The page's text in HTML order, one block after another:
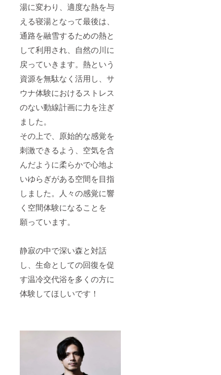
湯に変わり、適度な熱を与
える寝湯となって最後は、
通路を融雪するための熱と
して利用され、自然の川に
戻っていきます。熱という
資源を無駄なく活用し、サ
ウナ体験におけるストレス
のない動線計画に力を注ぎ
ました。
その上で、原始的な感覚を
刺激できるよう、空気を含
んだように柔らかで心地よ
いゆらぎがある空間を目指
しました。人々の感覚に響
く空間体験になることを
願っています。
静寂の中で深い森と対話
し、生命としての回復を促
す温冷交代浴を多くの方に
体験してほしいです！